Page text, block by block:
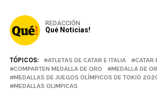
REDACCIÓN
Qué Noticias!
TÓPICOS: ATLETAS DE CATAR E ITALIA
CATAR
COMPARTEN MEDALLA DE ORO
MEDALLA DE
MEDALLAS DE JUEGOS OLÍMPICOS DE TOKIO
MEDALLAS OLIMPICAS